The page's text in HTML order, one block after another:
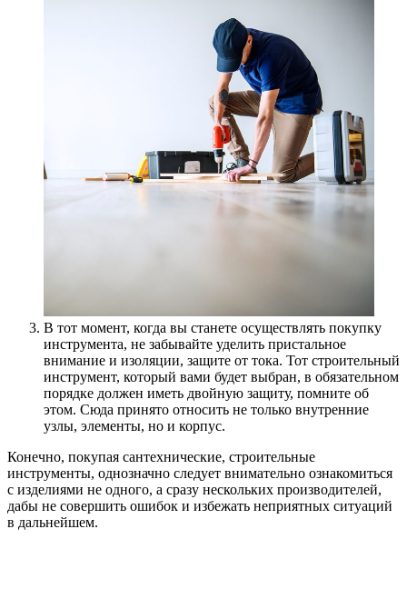
В тот момент, когда вы станете осуществлять покупку
инструмента, не забывайте уделить пристальное
внимание и изоляции, защите от тока. Тот строительный
инструмент, который вами будет выбран, в обязательном
порядке должен иметь двойную защиту, помните об
этом. Сюда принято относить не только внутренние
узлы, элементы, но и корпус.
Конечно, покупая сантехнические, строительные
инструменты, однозначно следует внимательно ознакомиться
с изделиями не одного, а сразу нескольких производителей,
дабы не совершить ошибок и избежать неприятных ситуаций
в дальнейшем.